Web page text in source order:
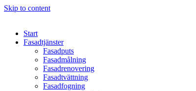
Skip to content
Start
Fasadtjänster
Fasadputs
Fasadmålning
Fasadrenovering
Fasadtvättning
Fasadfogning